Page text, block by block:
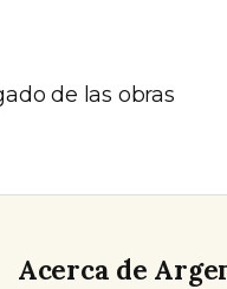
de las obras
Acerca de